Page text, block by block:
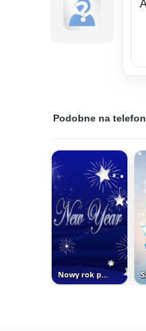
Podobne na telefon
Nowy rok pod szczęśliwą gwiazdą